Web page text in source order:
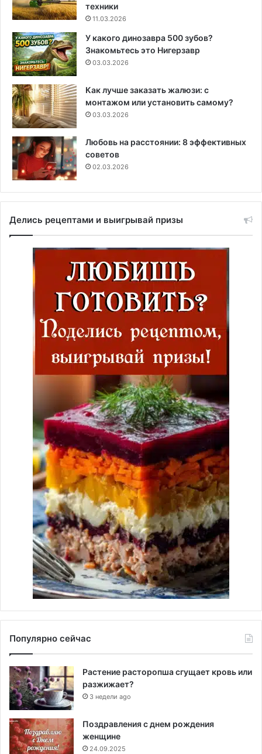
техники
11.03.2026
У какого динозавра 500 зубов?
Знакомьтесь это Нигерзавр
03.03.2026
Как лучше заказать жалюзи: с
монтажом или установить самому?
03.03.2026
Любовь на расстоянии: 8 эффективных
советов
02.03.2026
Делись рецептами и выигрывай призы
Популярно сейчас
Растение расторопша сгущает кровь или
разжижает?
3 недели ago
Поздравления с днем рождения
женщине
24.09.2025